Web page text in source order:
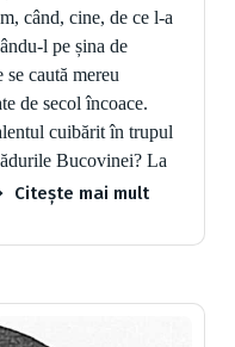
când, cine, de ce l-a
l pe șina de
caută mereu
de secol încoace.
cuibărit în trupul
Bucovinei? La
Citește mai mult